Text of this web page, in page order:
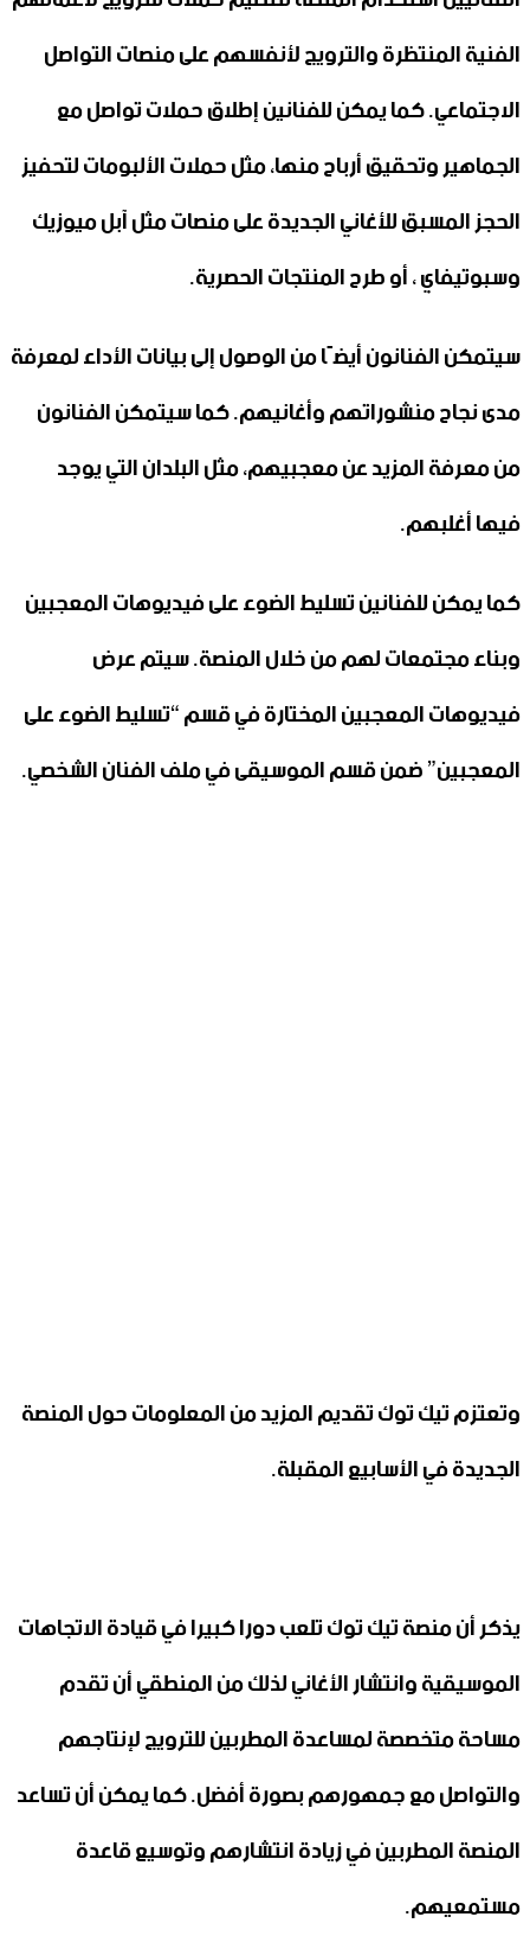
الفنية المنتظرة والترويج لأنفسهم على منصات التواصل
الاجتماعي. كما يمكن للفنانين إطلاق حملات تواصل مع
الجماهير وتحقيق أرباح منها، مثل حملات الألبومات لتحفيز
الحجز المسبق للأغاني الجديدة على منصات مثل آبل ميوزيك
وسبوتيفاي ، أو طرح المنتجات الحصرية.
سيتمكن الفنانون أيضًا من الوصول إلى بيانات الأداء لمعرفة
مدى نجاح منشوراتهم وأغانيهم. كما سيتمكن الفنانون
من معرفة المزيد عن معجبيهم، مثل البلدان التي يوجد
فيها أغلبهم.
كما يمكن للفنانين تسليط الضوء على فيديوهات المعجبين
وبناء مجتمعات لهم من خلال المنصة. سيتم عرض
فيديوهات المعجبين المختارة في قسم “تسليط الضوء على
المعجبين” ضمن قسم الموسيقى في ملف الفنان الشخصي.
وتعتزم تيك توك تقديم المزيد من المعلومات حول المنصة
الجديدة في الأسابيع المقبلة.
يذكر أن منصة تيك توك تلعب دورا كبيرا في قيادة الاتجاهات
الموسيقية وانتشار الأغاني لذلك من المنطقي أن تقدم
مساحة متخصصة لمساعدة المطربين للترويج لإنتاجهم
والتواصل مع جمهورهم بصورة أفضل. كما يمكن أن تساعد
المنصة المطربين في زيادة انتشارهم وتوسيع قاعدة
مستمعيهم.